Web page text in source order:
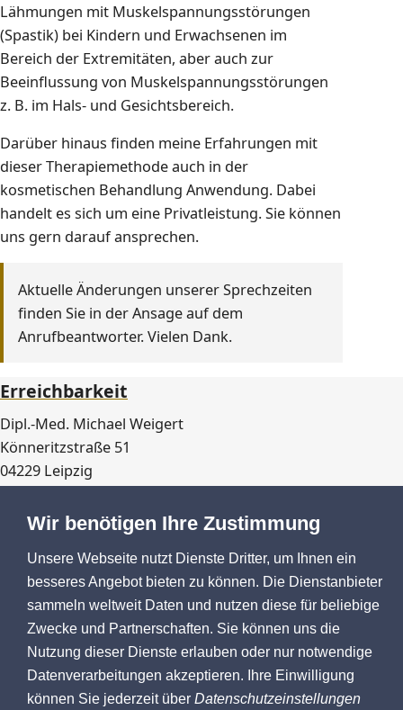
Lähmungen mit Muskelspannungsstörungen
(Spastik) bei Kindern und Erwachsenen im
Bereich der Extremitäten, aber auch zur
Beeinflussung von Muskelspannungsstörungen
z. B. im Hals- und Gesichtsbereich.
Darüber hinaus finden meine Erfahrungen mit
dieser Therapiemethode auch in der
kosmetischen Behandlung Anwendung. Dabei
handelt es sich um eine Privatleistung. Sie können
uns gern darauf ansprechen.
Aktuelle Änderungen unserer Sprechzeiten
finden Sie in der Ansage auf dem
Anrufbeantworter. Vielen Dank.
Erreichbarkeit
Dipl.-Med. Michael Weigert
Könneritzstraße 51
04229 Leipzig
Fax:0341 477 006 5
Kontakt und Anfahrt
Datenschutzeinstellungen anpassen
Sprechzeiten
Montag 9–11 und 14–16 Uhr
Wir benötigen Ihre Zustimmung
Unsere Webseite nutzt Dienste Dritter, um Ihnen ein
besseres Angebot bieten zu können. Die Dienstanbieter
sammeln weltweit Daten und nutzen diese für beliebige
Zwecke und Partnerschaften. Sie können uns die
Nutzung dieser Dienste erlauben oder nur notwendige
Datenverarbeitungen akzeptieren. Ihre Einwilligung
können Sie jederzeit über Datenschutzeinstellungen